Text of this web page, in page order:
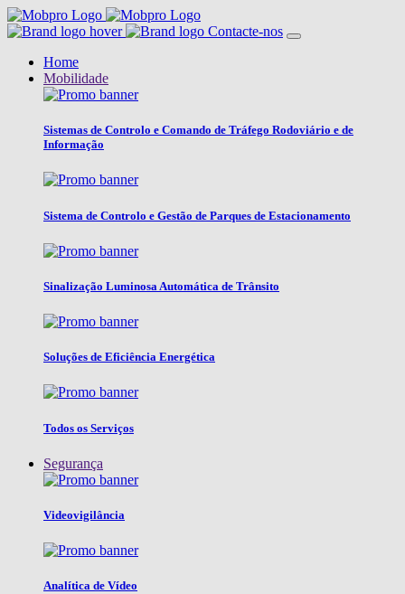
Contacte-nos
Home
Mobilidade
Sistemas de Controlo e Comando de Tráfego Rodoviário e de
Informação
Sistema de Controlo e Gestão de Parques de Estacionamento
Sinalização Luminosa Automática de Trânsito
Soluções de Eficiência Energética
Todos os Serviços
Segurança
Videovigilância
Analítica de Vídeo